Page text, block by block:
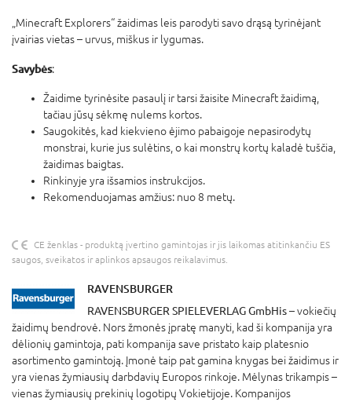
„Minecraft Explorers“ žaidimas leis parodyti savo drąsą tyrinėjant
įvairias vietas – urvus, miškus ir lygumas.
Savybės:
Žaidime tyrinėsite pasaulį ir tarsi žaisite Minecraft žaidimą,
tačiau jūsų sėkmę nulems kortos.
Saugokitės, kad kiekvieno ėjimo pabaigoje nepasirodytų
monstrai, kurie jus sulėtins, o kai monstrų kortų kaladė tuščia,
žaidimas baigtas.
Rinkinyje yra išsamios instrukcijos.
Rekomenduojamas amžius: nuo 8 metų.
CE ženklas - produktą įvertino gamintojas ir jis laikomas atitinkančiu ES
saugos, sveikatos ir aplinkos apsaugos reikalavimus.
RAVENSBURGER
RAVENSBURGER SPIELEVERLAG GmbHis– vokiečių
žaidimų bendrovė. Nors žmonės įpratę manyti, kad ši kompanija yra
dėlionių gamintoja, pati kompanija save pristato kaip platesnio
asortimento gamintoją. Įmonė taip pat gamina knygas bei žaidimus ir
yra vienas žymiausių darbdavių Europos rinkoje. Mėlynas trikampis –
vienas žymiausių prekinių logotipų Vokietijoje. Kompanijos